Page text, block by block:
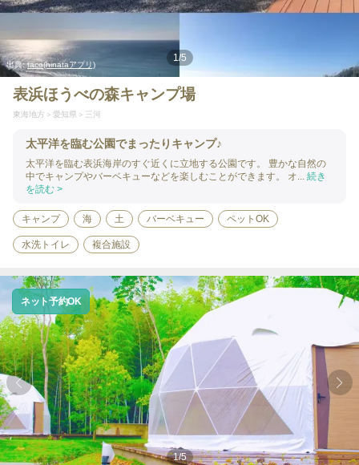
出典:taco(hinataアプリ)
1/5
表浜ほうべの森キャンプ場
東海地方 愛知県 三河
太平洋を臨む公園でまったりキャンプ♪
太平洋を臨む表浜海岸のすぐ近くに立地する公園です。 豊かな自然の
中でキャンプやバーベキューなどを楽しむことができます。 オ... 続き
を読む >
キャンプ 海 土 バーベキュー ペットOK
水洗トイレ 複合施設
1/5
ネット予約OK